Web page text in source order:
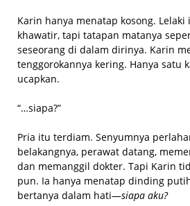
Karin hanya menatap kosong.
khawatir, tapi tatapan matanya
seseorang di dalam dirinya. Karin
tenggorokannya kering. Hanya satu
ucapkan.
“…siapa?”
Pria itu terdiam. Senyumnya
belakangnya, perawat datang,
dan memanggil dokter. Tapi Karin
pun. Ia hanya menatap dinding
bertanya dalam hati—siapa aku?